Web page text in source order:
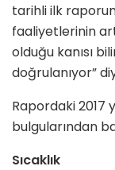
tarihli ilk
faaliyetlerinin
olduğu kanısı
doğrulanıyor”
Rapordaki 2017
bulgularından
Sıcaklık